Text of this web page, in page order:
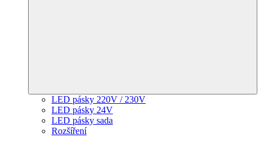
LED pásky 220V / 230V
LED pásky 24V
LED pásky sada
Rozšíření